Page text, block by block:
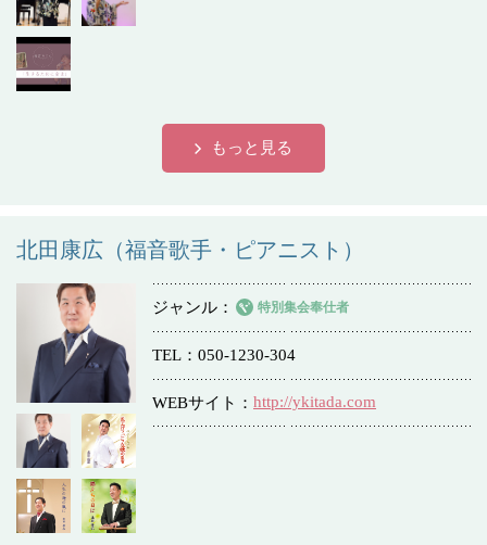
もっと見る
北田康広（福音歌手・ピアニスト）
ジャンル 特別集会奉仕者
TEL 050-1230-304
WEBサイト http://ykitada.com